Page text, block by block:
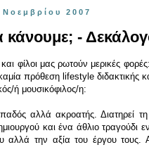
2007
κάνουμε; -
και φίλοι μας ρωτούν μερικές
πρόθεση lifestyle διδακτικής
ή μουσικόφιλος/η:
αλλά ακροατής. Διατηρεί
και ένα άθλιο τραγούδι
αλλά την αξία του έργου τους.